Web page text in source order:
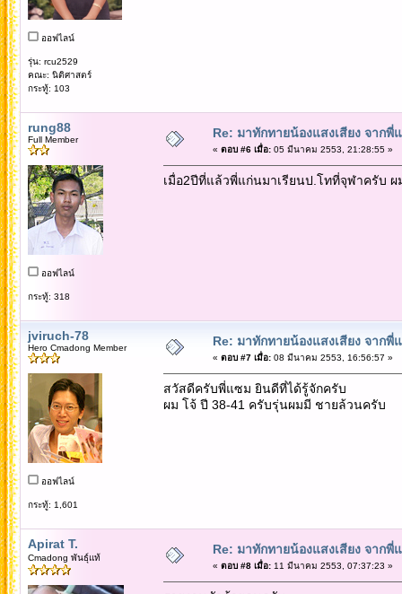
ออฟไลน์
รุ่น: rcu2529
คณะ: นิติศาสตร์
กระทู้: 103
rung88
Full Member
ออฟไลน์
กระทู้: 318
Re: มาทักทายน้องแสงเสียง จากพี่
« ตอบ #6 เมื่อ:05 มีนาคม 2553, 21:28:55 »
เมื่อ2ปีที่แล้วพี่แก่นมาเรียนป.โทที่จุฬาครับ
jviruch-78
Hero Cmadong Member
ออฟไลน์
กระทู้: 1,601
Re: มาทักทายน้องแสงเสียง จากพี่
« ตอบ #7 เมื่อ:08 มีนาคม 2553, 16:56:57 »
สวัสดีครับพี่แซม ยินดีที่ได้รู้จักครับ
ผม โจ้ ปี 38-41 ครับรุ่นผมมี ชายล้วนครับ
Apirat T.
Cmadong พันธุ์แท้
Re: มาทักทายน้องแสงเสียง จากพี่
« ตอบ #8 เมื่อ:11 มีนาคม 2553, 07:37:23 »